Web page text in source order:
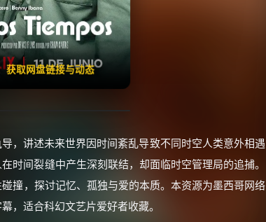
获取网盘链接与动态
失效请反馈
，讲述未来世界因时间紊乱导致不同时空人类意外相遇
时间裂缝中产生深刻联结，却面临时空管理局的追捕。
撞，探讨记忆、孤独与爱的本质。本资源为墨西哥网络
，适合科幻文艺片爱好者收藏。